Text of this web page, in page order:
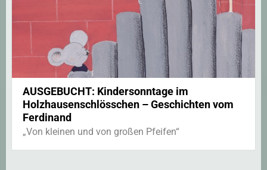
AUSGEBUCHT: Kindersonntage im
Holzhausenschlösschen – Geschichten vom
Ferdinand
„Von kleinen und von großen Pfeifen“